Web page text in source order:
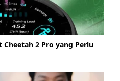
2 Pro yang Perlu